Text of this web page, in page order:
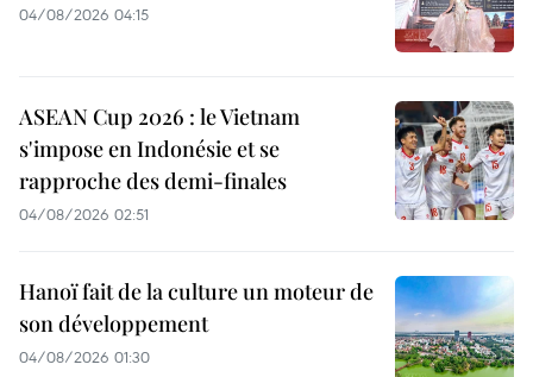
04/08/2026 04:15
ASEAN Cup 2026 : le Vietnam
s'impose en Indonésie et se
rapproche des demi-finales
04/08/2026 02:51
Hanoï fait de la culture un moteur de
son développement
04/08/2026 01:30